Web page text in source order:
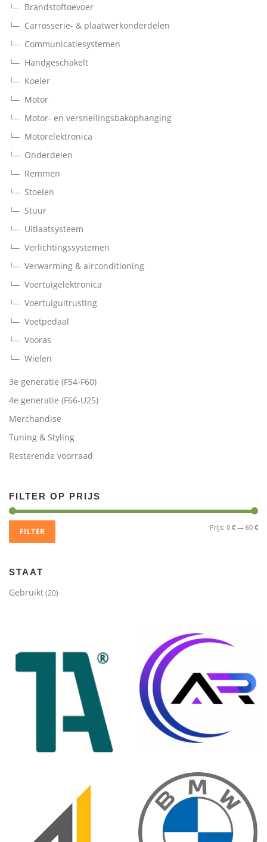
Brandstoftoevoer
Carrosserie- & plaatwerkonderdelen
Communicatiesystemen
Handgeschakelt
Koeler
Motor
Motor- en versnellingsbakophanging
Motorelektronica
Onderdelen
Remmen
Stoelen
Stuur
Uitlaatsysteem
Verlichtingssystemen
Verwarming & airconditioning
Voertuigelektronica
Voertuiguitrusting
Voetpedaal
Vooras
Wielen
3e generatie (F54-F60)
4e generatie (F66-U25)
Merchandise
Tuning & Styling
Resterende voorraad
FILTER OP PRIJS
FILTER Prijs: 0 € — 60 €
STAAT
Gebruikt(20)